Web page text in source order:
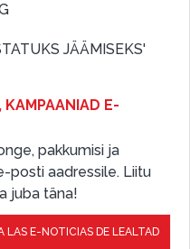
JÄÄMISEKS'
E-
pakkumisi ja
posti aadressile. Liitu
juba täna!
LAS E-NOTICIAS DE LEALTAD